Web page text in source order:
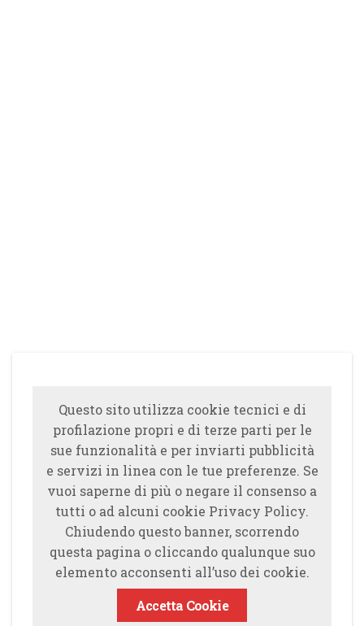
Questo sito utilizza cookie tecnici e di
profilazione propri e di terze parti per le
sue funzionalità e per inviarti pubblicità
e servizi in linea con le tue preferenze. Se
vuoi saperne di più o negare il consenso a
tutti o ad alcuni cookie Privacy Policy.
Chiudendo questo banner, scorrendo
questa pagina o cliccando qualunque suo
elemento acconsenti all’uso dei cookie.
Accetta Cookie